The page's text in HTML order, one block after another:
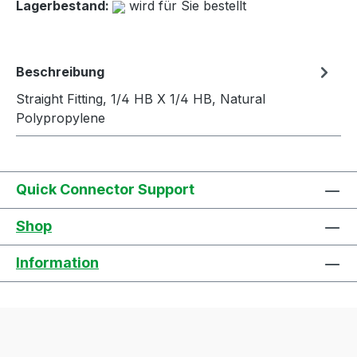
Lagerbestand: wird für Sie bestellt
Beschreibung
Straight Fitting, 1/4 HB X 1/4 HB, Natural
Polypropylene
Quick Connector Support
Shop
Information